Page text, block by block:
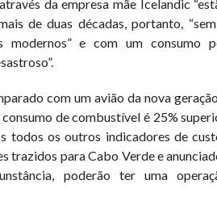
da empresa mãe Icelandic
de duas décadas, portanto,
modernos” e com um consumo
com um avião da nova
de combustível é 25%
todos os outros indicadores de
trazidos para Cabo Verde e
poderão ter uma